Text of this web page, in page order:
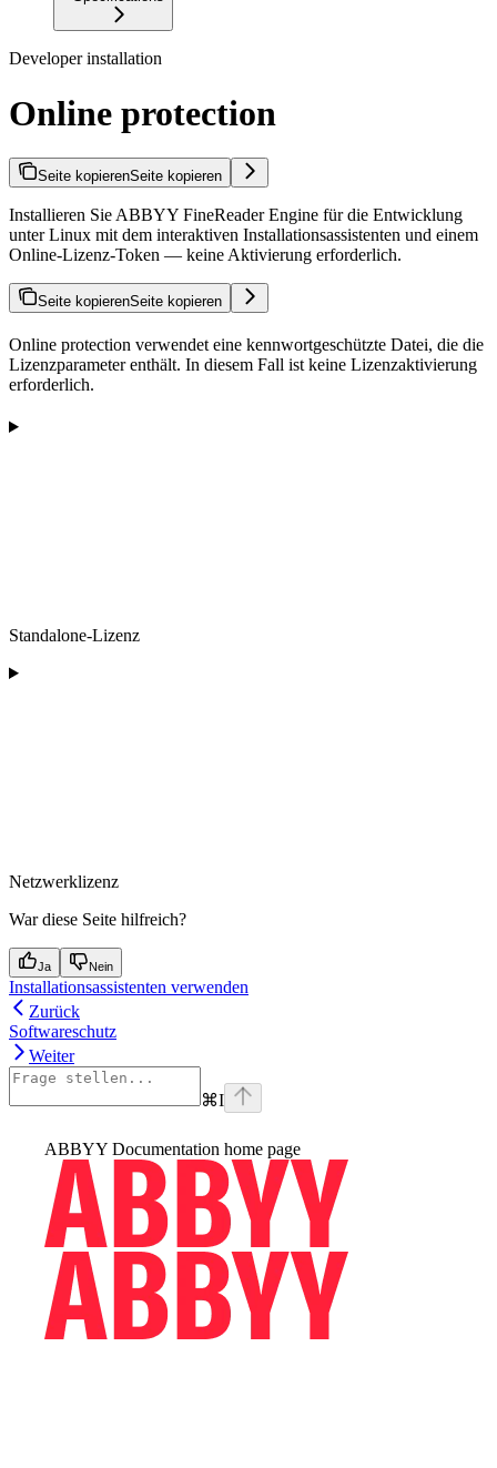
Developer installation
Online protection
Seite kopierenSeite kopieren
Installieren Sie ABBYY FineReader Engine für die Entwicklung
unter Linux mit dem interaktiven Installationsassistenten und einem
Online-Lizenz-Token — keine Aktivierung erforderlich.
Seite kopierenSeite kopieren
Online protection verwendet eine kennwortgeschützte Datei, die die
Lizenzparameter enthält. In diesem Fall ist keine Lizenzaktivierung
erforderlich.
Standalone-Lizenz
Netzwerklizenz
War diese Seite hilfreich?
Ja Nein
Installationsassistenten verwenden
Zurück
Softwareschutz
Weiter
⌘I
ABBYY Documentation home page